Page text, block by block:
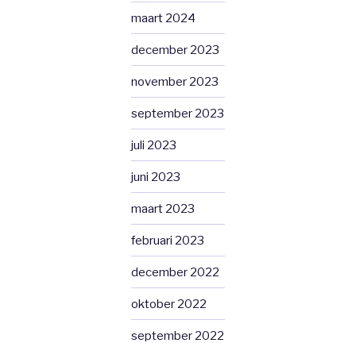
maart 2024
december 2023
november 2023
september 2023
juli 2023
juni 2023
maart 2023
februari 2023
december 2022
oktober 2022
september 2022